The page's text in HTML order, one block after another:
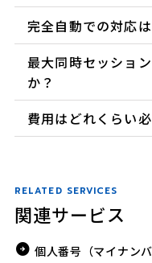
完全自動での対応
最大同時セッショ
か？
費用はどれくらい
RELATED SERVICES
関連サービス
個人番号（マイナン